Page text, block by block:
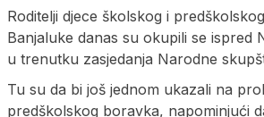
Roditelji djece školskog i
Banjaluke danas su okupili se ispred
u trenutku zasjedanja Narodne
Tu su da bi još jednom ukazali na
predškolskog boravka, napominjući